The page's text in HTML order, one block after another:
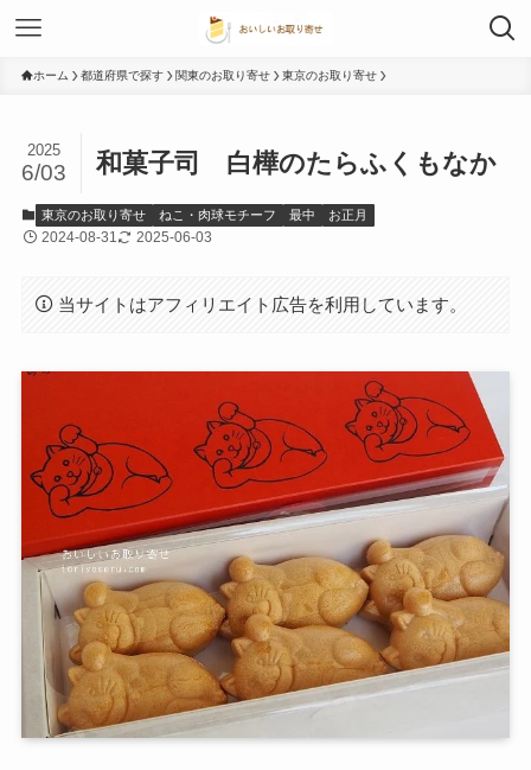
ホーム 都道府県で探す 関東のお取り寄せ 東京のお取り寄せ
和菓子司 白樺のたらふくもなか
2025
6/03
東京のお取り寄せ ねこ・肉球モチーフ 最中 お正月
2024-08-31 2025-06-03
当サイトはアフィリエイト広告を利用しています。